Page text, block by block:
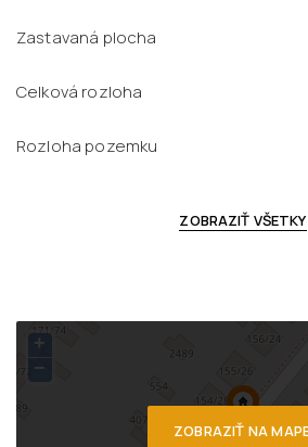
Zastavaná plocha
Celková rozloha
Rozloha pozemku
ZOBRAZIŤ VŠETKY
ZOBRAZIŤ NA
+
−